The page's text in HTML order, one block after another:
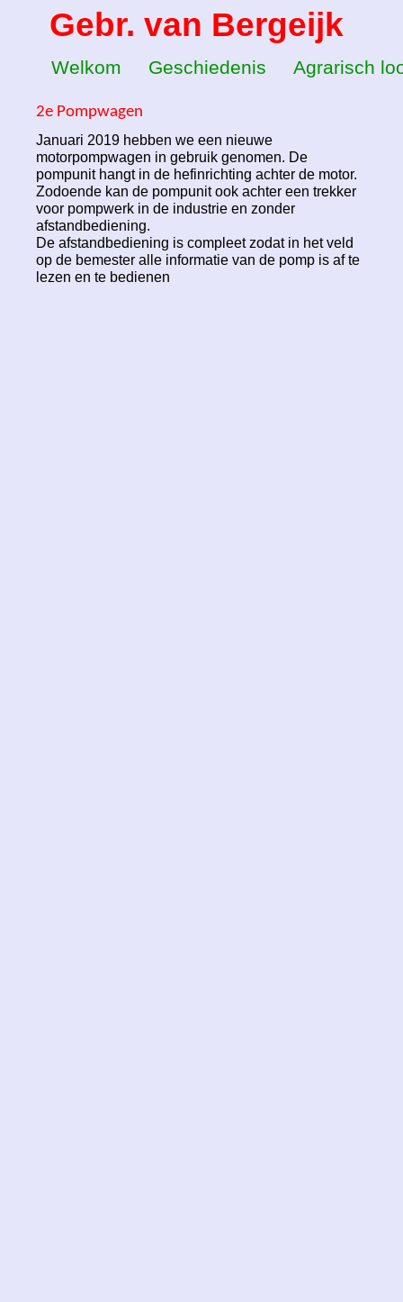
2e Pompwagen
Welkom Geschiedenis Agrarisch
Innovatief, natuurvriendelijk
Innovatief, natuurvriendelijk
Gebr. van Bergeijk
Januari 2019 hebben we een nieuwe
motorpompwagen in gebruik genomen. De
pompunit hangt in de hefinrichting achter de motor.
Zodoende kan de pompunit ook achter een trekker
voor pompwerk in de industrie en zonder
afstandbediening.
De afstandbediening is compleet zodat in het veld
op de bemester alle informatie van de pomp is af te
lezen en te bedienen